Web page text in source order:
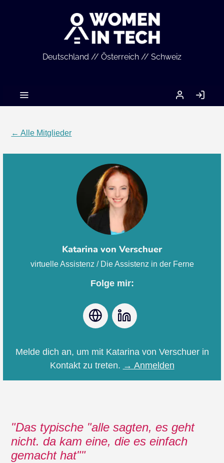
Deutschland // Österreich // Schweiz
MEIN
ACCOUNT
← Alle Mitglieder
Katarina von Verschuer
virtuelle Assistenz / Die Assistenz in der Ferne
Folge mir:
Webseite
Melde dich an, um mit Katarina von Verschuer in
Kontakt zu treten. → Anmelden
Das typische "alle sagten, es geht
nicht. da kam eine, die es einfach
gemacht hat"